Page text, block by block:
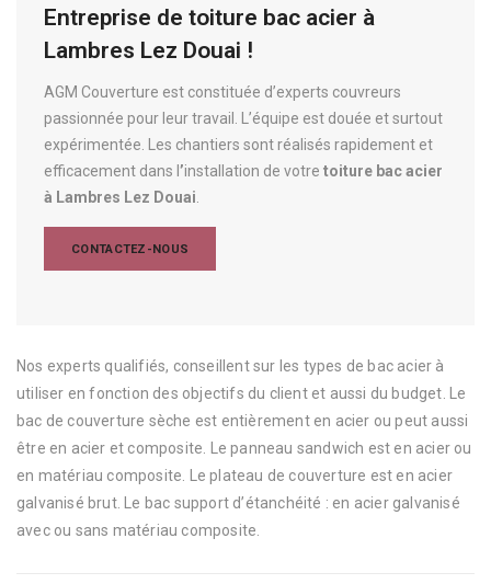
Entreprise de toiture bac acier à
Lambres Lez Douai !
AGM Couverture est constituée d’experts couvreurs
passionnée pour leur travail. L’équipe est douée et surtout
expérimentée. Les chantiers sont réalisés rapidement et
efficacement dans l ’installation de votre toiture bac acier
à Lambres Lez Douai
CONTACTEZ-NOUS
Nos experts qualifiés, conseillent sur les types de bac acier à
utiliser en fonction des objectifs du client et aussi du budget. Le
bac de couverture sèche est entièrement en acier ou peut aussi
être en acier et composite. Le panneau sandwich est en acier ou
en matériau composite. Le plateau de couverture est en acier
galvanisé brut. Le bac support d’étanchéité : en acier galvanisé
avec ou sans matériau composite.